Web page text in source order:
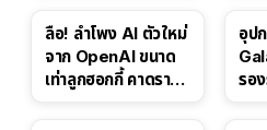
ลือ! ลำโพง AI ตัวใหม่
จาก OpenAI ขนาด
เท่าลูกฮอกกี้ คาดราคา
อุป
รอ